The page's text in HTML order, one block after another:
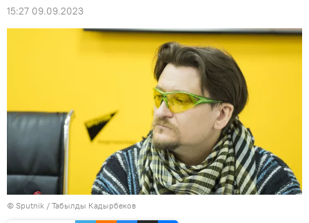
15:27 09.09.2023
© Sputnik / Табылды Кадырбеков